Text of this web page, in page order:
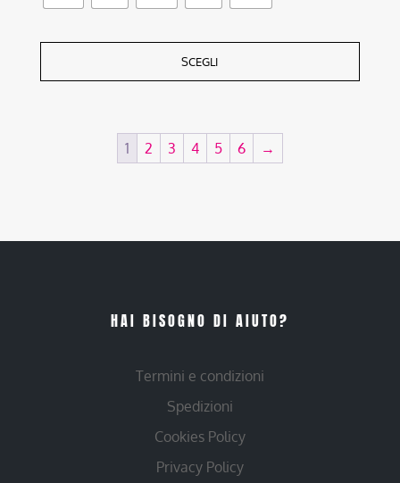
SCEGLI
1 2 3 4 5 6 →
HAI BISOGNO DI AIUTO?
Termini e condizioni
Spedizioni
Cookies Policy
Privacy Policy